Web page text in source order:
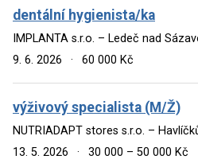
dentální hygienista/ka
IMPLANTA s.r.o. – Ledeč nad
9. 6. 2026
· 60 000 Kč
výživový specialista (M/Ž)
NUTRIADAPT stores s.r.o. –
13. 5. 2026
· 30 000 – 50 000 Kč